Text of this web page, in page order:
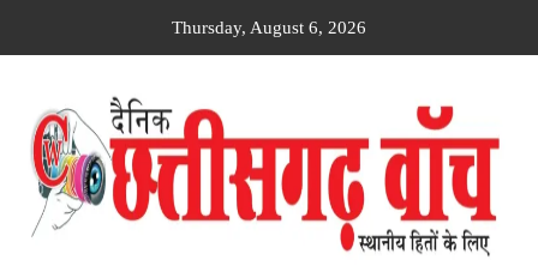
Thursday, August 6, 2026